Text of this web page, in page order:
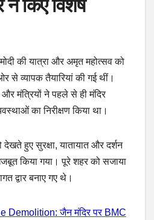
किए विशेष
की यात्रा और अमृत महोत्सव को
से व्यापक तैयारियां की गई थीं।
और मंत्रियों ने पहले से ही मंदिर
का निरीक्षण किया था।
देखते हुए सुरक्षा, यातायात और दर्शन
किया गया। पूरे शहर को सजाया
द्वार बनाए गए थे।
Demolition: जैन मंदिर पर BMC